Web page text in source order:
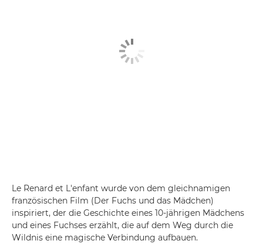
Le Renard et L'enfant wurde von dem gleichnamigen
französischen Film (Der Fuchs und das Mädchen)
inspiriert, der die Geschichte eines 10-jährigen Mädchens
und eines Fuchses erzählt, die auf dem Weg durch die
Wildnis eine magische Verbindung aufbauen.